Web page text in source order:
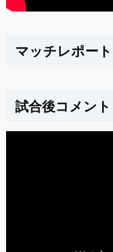
マッチレポート
試合後コメント